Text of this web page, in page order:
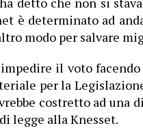
è determinato ad
modo per salvare
il voto
per la
costretto ad una
legge alla Knesset.